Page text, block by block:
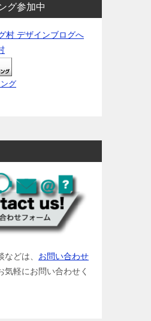
グ参加中
グ
などは、 お問い合わせ
気軽にお問い合わせく